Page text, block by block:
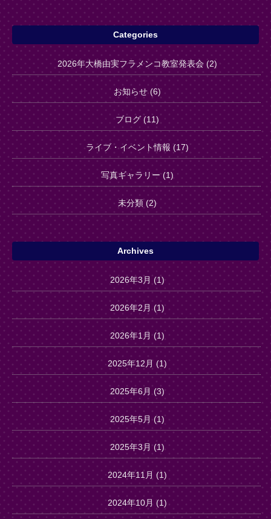
Categories
2026年大橋由実フラメンコ教室発表会 (2)
お知らせ (6)
ブログ (11)
ライブ・イベント情報 (17)
写真ギャラリー (1)
未分類 (2)
Archives
2026年3月 (1)
2026年2月(1)
2026年1月(1)
2025年12月 (1)
2025年6月(3)
2025年5月(1)
2025年3月(1)
2024年11月 (1)
2024年10月 (1)